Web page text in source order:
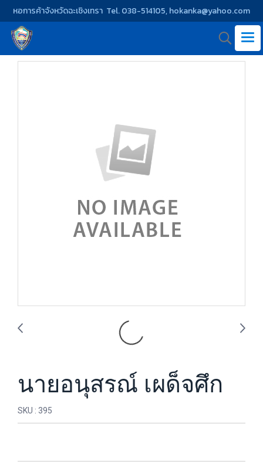
หอการค้าจังหวัดฉะเชิงเทรา Tel. 038-514105, hokanka@yahoo.com
นายอนุสรณ์ เผด็จศึก
SKU : 395